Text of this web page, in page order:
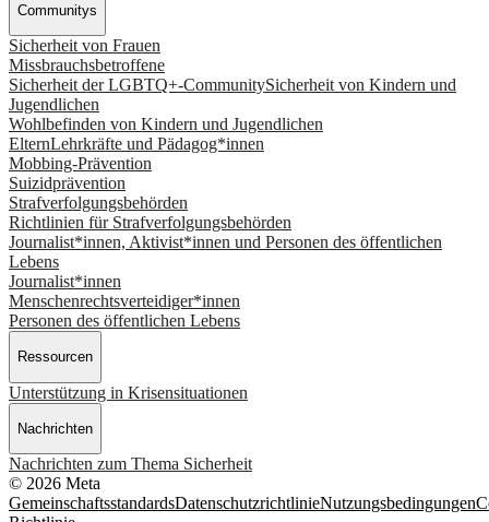
Communitys
Sicherheit von Frauen
Missbrauchsbetroffene
Sicherheit der LGBTQ+-CommunitySicherheit von Kindern und
Jugendlichen
Wohlbefinden von Kindern und Jugendlichen
ElternLehrkräfte und Pädagog*innen
Mobbing-Prävention
Suizidprävention
Strafverfolgungsbehörden
Richtlinien für Strafverfolgungsbehörden
Journalist*innen, Aktivist*innen und Personen des öffentlichen
Lebens
Journalist*innen
Menschenrechtsverteidiger*innen
Personen des öffentlichen Lebens
Ressourcen
Unterstützung in Krisensituationen
Nachrichten
Nachrichten zum Thema Sicherheit
© 2026 Meta
GemeinschaftsstandardsDatenschutzrichtlinieNutzungsbedingungen